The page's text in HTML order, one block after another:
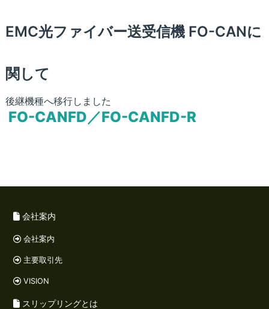
EMC光ファイバー送受信機 FO-CANに
関して
後継機種へ移行しました
FO-CANFD／FO-CANFD-R
会社案内
会社案内
主要取引先
VISION
スリップリングとは